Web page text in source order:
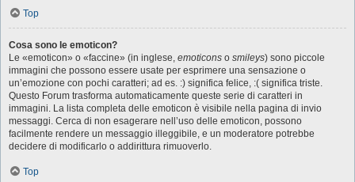
Top
Cosa sono le emoticon?
Le «emoticon» o «faccine» (in inglese, emoticons o smileys) sono piccole
immagini che possono essere usate per esprimere una sensazione o
un’emozione con pochi caratteri; ad es. :) significa felice, :( significa triste.
Questo Forum trasforma automaticamente queste serie di caratteri in
immagini. La lista completa delle emoticon è visibile nella pagina di invio
messaggi. Cerca di non esagerare nell’uso delle emoticon, possono
facilmente rendere un messaggio illeggibile, e un moderatore potrebbe
decidere di modificarlo o addirittura rimuoverlo.
Top